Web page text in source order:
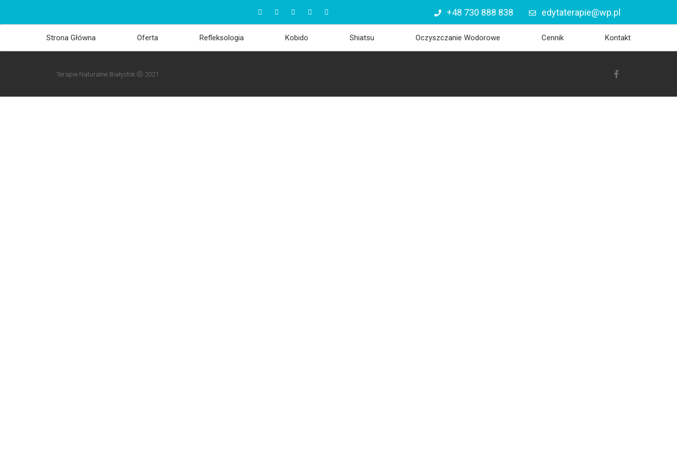
+48 730 888 838 edytaterapie@wp.pl
Strona Główna Oferta Refleksologia Kobido Shiatsu Oczyszczanie Wodorowe Cennik Kontakt
Terapie Naturalne Białystok ⓒ 2021